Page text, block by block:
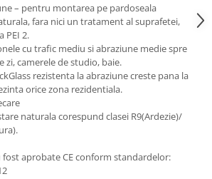
– pentru montarea pe pardoseala
fara nici un tratament al suprafetei,
PEI 2.
cu trafic mediu si abraziune medie spre
zi, camerele de studio, baie.
rezistenta la abraziune creste pana la
orice zona rezidentiala.
naturala corespund clasei R9(Ardezie)/
aprobate CE conform standardelor: